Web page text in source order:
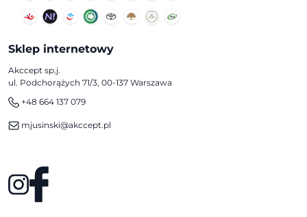
Sklep internetowy
Akccept sp.j.
ul. Podchorążych 71/3, 00-137 Warszawa
+48 664 137 079
mjusinski@akccept.pl